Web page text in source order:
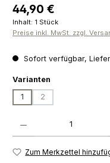
Regulärer Preis:
44,90 €
Inhalt: 1 Stück
Preise inkl. MwSt. zzgl.
Sofort verfügbar,
Varianten
1
2
(Diese Option ist
Zum Merkzettel